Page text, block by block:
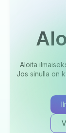
Aloita
Jos sinulla on